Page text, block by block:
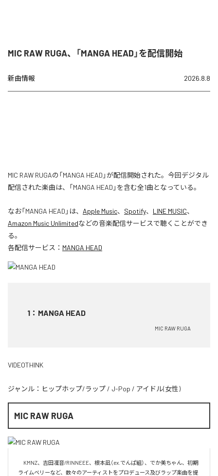
MIC RAW RUGA、「MANGA HEAD」を配信開始
新曲情報 2026.8.8
MIC RAW RUGAの「MANGA HEAD」が配信開始された。今回デジタル
配信された楽曲は、「MANGA HEAD」を含む全1曲となっている。
なお「MANGA HEAD 」は、 Apple Music、 Spotify、 LINE MUSIC、
Amazon Music Unlimitedなどの音楽配信サービスで聴くことができ
る。
各配信サービス： MANGA HEAD
1 ： MANGA HEAD
MIC RAW RUGA
VIDEOTHINK
ジャンル： ヒップホップ/ラップ / J-Pop / アイドル(女性)
MIC RAW RUGA
KMNZ、吉田凜音/RINNEEE、根本凪（ex.でんぱ組）、でか美ちゃん、初期
ライムベリーなど、数々のアーティストをプロデュース及びラップ楽曲を提